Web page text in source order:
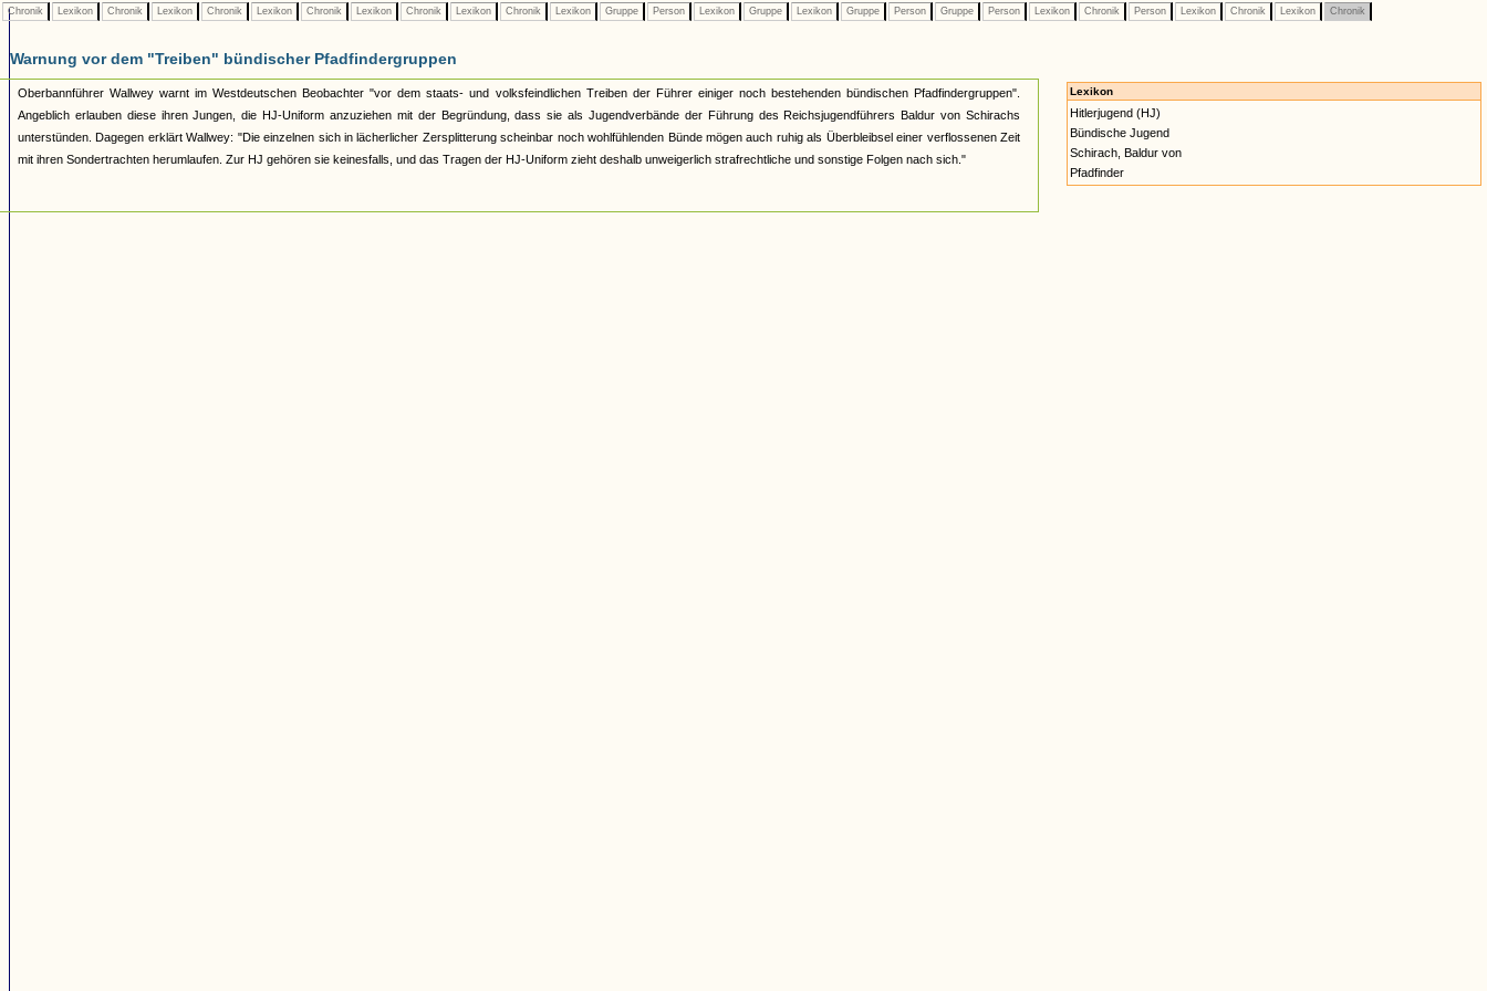
Chronik Lexikon Chronik Lexikon Chronik Lexikon Chronik Lexikon Chronik Lexikon Chronik Lexikon Gruppe Person Lexikon Gruppe Lexikon Gruppe Person Gruppe Person Lexikon Chronik Person Lexikon Chronik Lexikon Chronik
Warnung vor dem "Treiben" bündischer Pfadfindergruppen
Oberbannführer Wallwey warnt im Westdeutschen Beobachter "vor dem staats- und volksfeindlichen Treiben der Führer einiger noch bestehenden bündischen Pfadfindergruppen".
Angeblich erlauben diese ihren Jungen, die HJ-Uniform anzuziehen mit der Begründung, dass sie als Jugendverbände der Führung des Reichsjugendführers Baldur von Schirachs
unterstünden. Dagegen erklärt Wallwey: "Die einzelnen sich in lächerlicher Zersplitterung scheinbar noch wohlfühlenden Bünde mögen auch ruhig als Überbleibsel einer verflossenen Zeit
mit ihren Sondertrachten herumlaufen. Zur HJ gehören sie keinesfalls, und das Tragen der HJ-Uniform zieht deshalb unweigerlich strafrechtliche und sonstige Folgen nach sich."
Lexikon
Hitlerjugend (HJ)
Bündische Jugend
Schirach, Baldur von
Pfadfinder